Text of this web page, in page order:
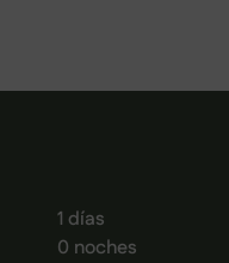
1 días
0 noches